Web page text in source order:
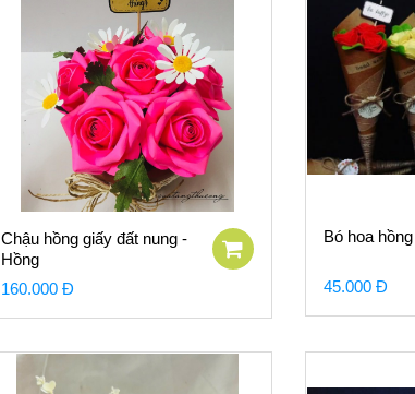
Chậu hồng giấy đất nung -
Hồng
160.000 Đ
Bó hoa
45.000 Đ